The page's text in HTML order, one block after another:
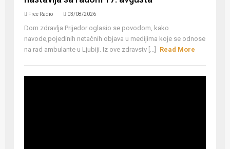
Free Radio 03/08/2026
Dom zdravlja Prijedor oglasio se povodom, kako
navode,pojedinih netačnih objava u medijima koje se odnose
na rad ambulante u Ljubiji. Iz ove zdravstv [...]
Read More